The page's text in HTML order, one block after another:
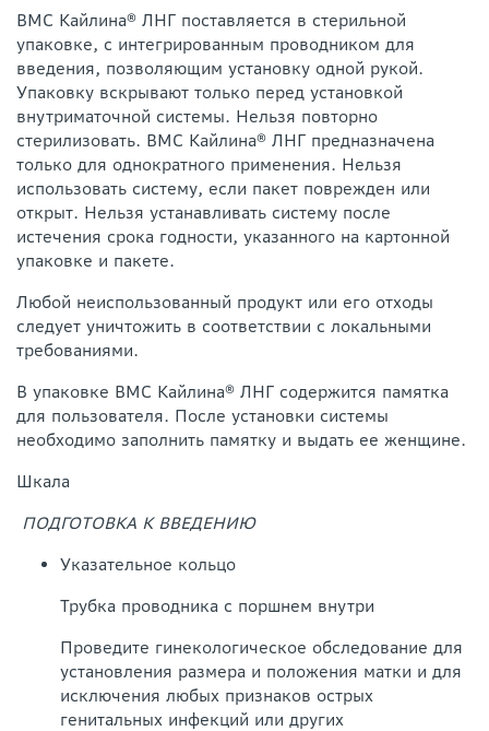
ВМС Кайлина® ЛНГ поставляется в стерильной
упаковке, с интегрированным проводником для
введения, позволяющим установку одной рукой.
Упаковку вскрывают только перед установкой
внутриматочной системы. Нельзя повторно
стерилизовать. ВМС Кайлина® ЛНГ предназначена
только для однократного применения. Нельзя
использовать систему, если пакет поврежден или
открыт. Нельзя устанавливать систему после
истечения срока годности, указанного на картонной
упаковке и пакете.
Любой неиспользованный продукт или его отходы
следует уничтожить в соответствии с локальными
требованиями.
В упаковке ВМС Кайлина® ЛНГ содержится памятка
для пользователя. После установки системы
необходимо заполнить памятку и выдать ее женщине.
Шкала
ПОДГОТОВКА К ВВЕДЕНИЮ
Указательное кольцо
Трубка проводника с поршнем внутри
Проведите гинекологическое обследование для
установления размера и положения матки и для
исключения любых признаков острых
генитальных инфекций или других